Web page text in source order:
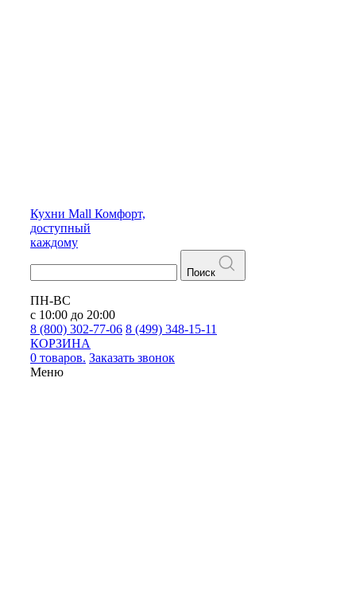
Кухни Mall Комфорт,
доступный
каждому
Поиск
ПН-ВС
с 10:00 до 20:00
8 (800) 302-77-06 8 (499) 348-15-11
КОРЗИНА
0 товаров. Заказать звонок
Меню